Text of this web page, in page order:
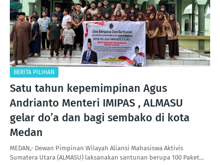
BERITA PILIHAN
Satu tahun kepemimpinan Agus
Andrianto Menteri IMIPAS , ALMASU
gelar do’a dan bagi sembako di kota
Medan
MEDAN,- Dewan Pimpinan Wilayah Aliansi Mahasiswa Aktivis
Sumatera Utara (ALMASU) laksanakan santunan berupa 100 Paket…